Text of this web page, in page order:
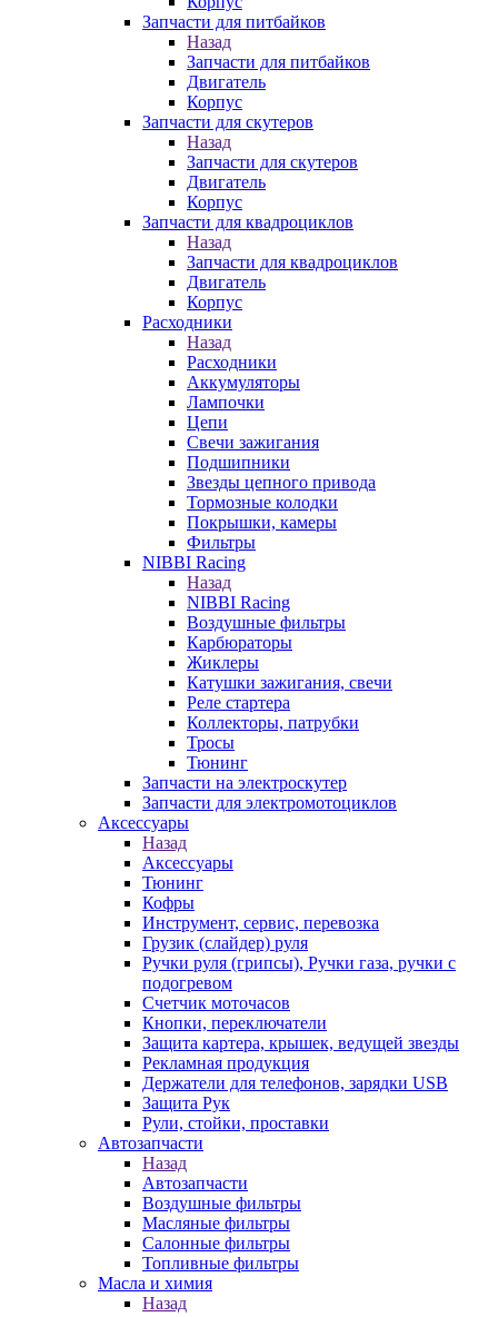
Запчасти для питбайков
Назад
Запчасти для питбайков
Двигатель
Корпус
Запчасти для скутеров
Назад
Запчасти для скутеров
Двигатель
Корпус
Запчасти для квадроциклов
Назад
Запчасти для квадроциклов
Двигатель
Корпус
Расходники
Назад
Расходники
Аккумуляторы
Лампочки
Цепи
Свечи зажигания
Подшипники
Звезды цепного привода
Тормозные колодки
Покрышки, камеры
Фильтры
NIBBI Racing
Назад
NIBBI Racing
Воздушные фильтры
Карбюраторы
Жиклеры
Катушки зажигания, свечи
Реле стартера
Коллекторы, патрубки
Тросы
Тюнинг
Запчасти на электроскутер
Запчасти для электромотоциклов
Аксессуары
Назад
Аксессуары
Тюнинг
Кофры
Инструмент, сервис, перевозка
Грузик (слайдер) руля
Ручки руля (грипсы), Ручки газа, ручки с
подогревом
Счетчик моточасов
Кнопки, переключатели
Защита картера, крышек, ведущей звезды
Рекламная продукция
Держатели для телефонов, зарядки USB
Защита Рук
Рули, стойки, проставки
Автозапчасти
Назад
Автозапчасти
Воздушные фильтры
Масляные фильтры
Салонные фильтры
Топливные фильтры
Масла и химия
Назад